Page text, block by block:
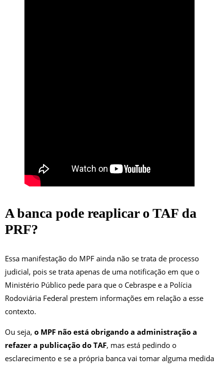
A banca pode reaplicar o TAF da
PRF?
Essa manifestação do MPF ainda não se trata de processo
judicial, pois se trata apenas de uma notificação em que o
Ministério Público pede para que o Cebraspe e a Polícia
Rodoviária Federal prestem informações em relação a esse
contexto.
Ou seja, o MPF não está obrigando a administração a
refazer a publicação do TAF, mas está pedindo o
esclarecimento e se a própria banca vai tomar alguma medida